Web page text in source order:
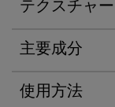
テクスチャ
主要成分
使用方法